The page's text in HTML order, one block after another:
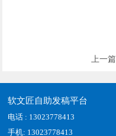
上一篇
软文匠自助发稿平台
电话 : 13023778413
手机: 13023778413